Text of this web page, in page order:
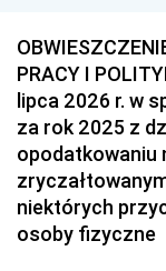
PRACY I
lipca 2026 r. w
za rok 2025 z
opodatkowaniu
niektórych
osoby fizyczne